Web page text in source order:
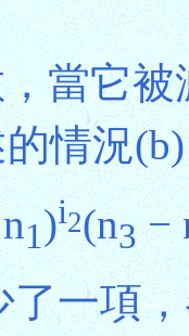
當它被
情況
1)i2(n3−
了一項